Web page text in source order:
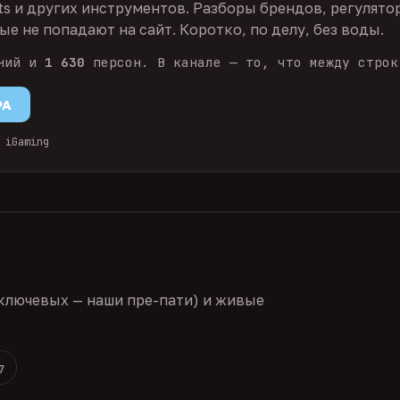
и других инструментов. Разборы брендов,
не попадают на сайт. Коротко, по делу, без воды.
и 1 630 персон. В канале — то, что между
— наши пре-пати) и живые